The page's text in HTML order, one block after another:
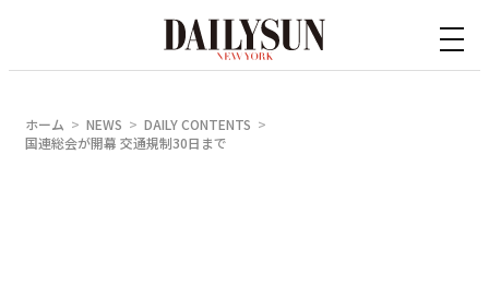
ホーム NEWS
DAILY CONTENTS
国連総会が開幕 交通規制30日まで